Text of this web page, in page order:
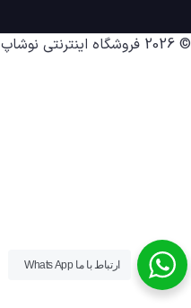
© 2026
فروشگاه اینترنتی نوشاپ
ارتباط با ما Whats App